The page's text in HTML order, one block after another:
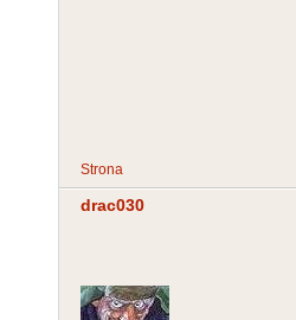
Strona
drac030